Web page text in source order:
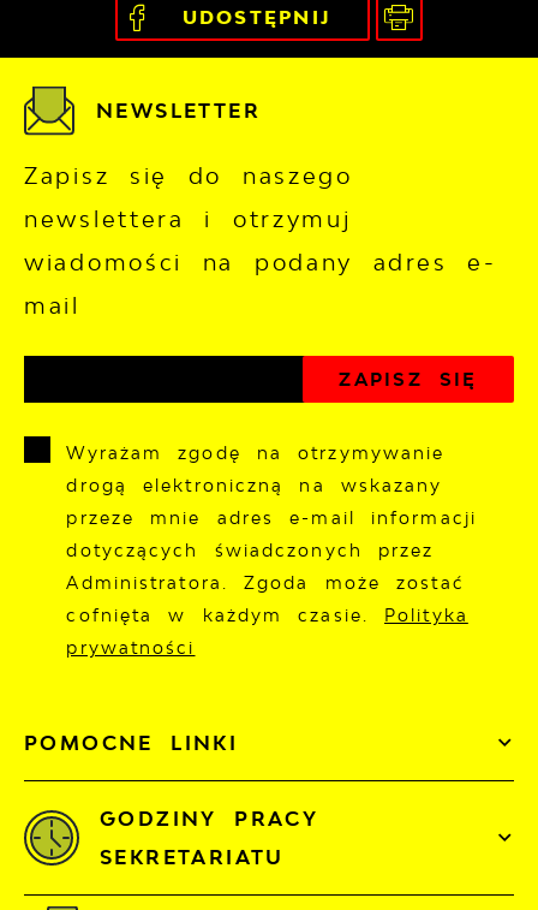
UDOSTĘPNIJ
POMOCNE LINKI
NEWSLETTER
Zapisz się do naszego
newslettera i otrzymuj
wiadomości na podany adres e-
mail
Wyrażam zgodę na otrzymywanie
drogą elektroniczną na wskazany
przeze mnie adres e-mail informacji
dotyczących świadczonych przez
Administratora. Zgoda może zostać
cofnięta w każdym czasie. Polityka
prywatności
GODZINY PRACY
SEKRETARIATU